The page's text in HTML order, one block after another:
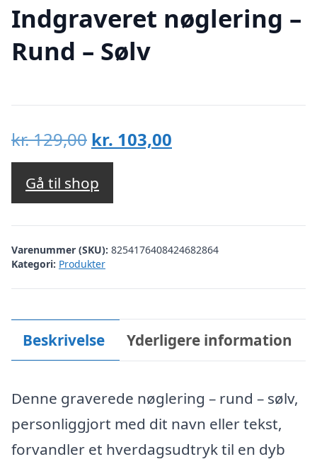
Indgraveret nøglering –
Rund – Sølv
kr.129,00 Den
oprindelige
pris
var:
kr. 129,00.
kr. 103,00
kr. 103,00.
Gå til shop
Varenummer (SKU): 8254176408424682864
Kategori: Produkter
Beskrivelse Yderligere information
Denne graverede nøglering – rund – sølv,
personliggjort med dit navn eller tekst,
forvandler et hverdagsudtryk til en dyb